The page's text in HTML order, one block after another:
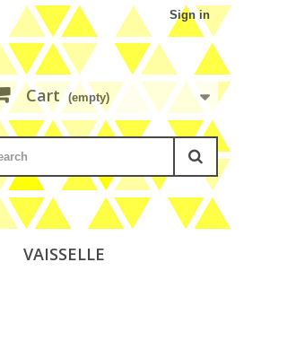
Sign in
Cart (empty)
VAISSELLE